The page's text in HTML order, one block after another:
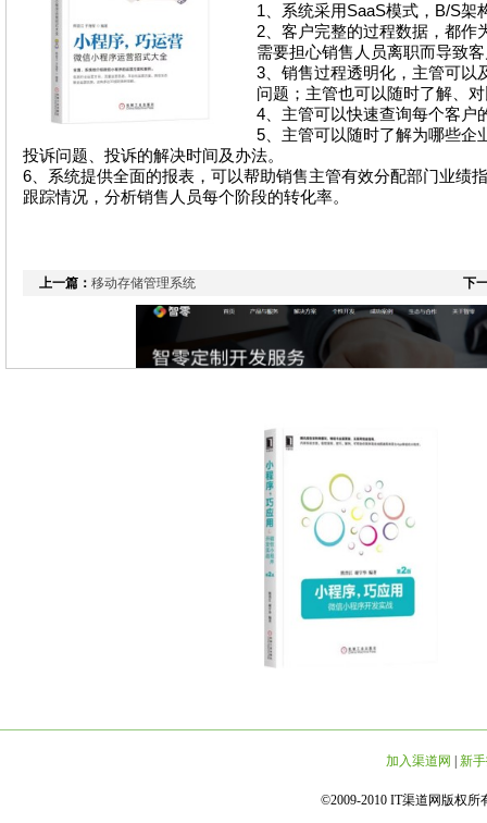
1、 系统采用SaaS模式， B/S架
2、 客户完整的过程数据，都作
需要担心销售人员离职而导致
3、 销售过程透明化，主管可以
问题；主管也可以随时了解、
4、 主管可以快速查询每个客户
5、 主管可以随时了解为哪些企
投诉问题、投诉的解决时间及办法。
6、 系统提供全面的报表，可以帮助销售主管有效分配部门业绩
跟踪情况，分析销售人员每个阶段的转化率。
上一篇： 移动存储管理系统 下
加入渠道网 新
©2009-2010 IT渠道网版权所